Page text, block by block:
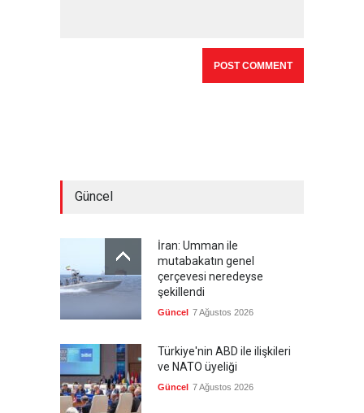
Güncel
İran: Umman ile
mutabakatın genel
çerçevesi neredeyse
şekillendi
Güncel 7 Ağustos 2026
Türkiye'nin ABD ile ilişkileri
ve NATO üyeliği
Güncel 7 Ağustos 2026